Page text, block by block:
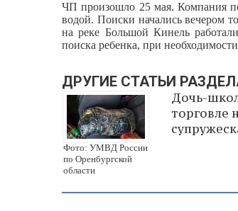
ЧП произошло 25 мая. Компания
водой. Поиски начались вечером
на реке Большой Кинель
поиска ребенка, при
ДРУГИЕ СТАТЬИ
Фото: УМВД России
по Оренбургской
области
Дочь-
торговле